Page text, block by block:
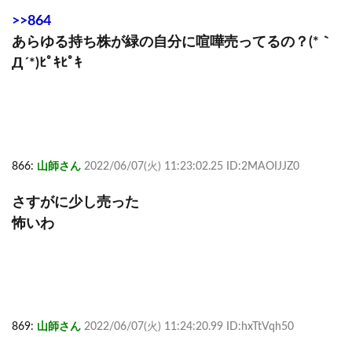
>>864
あらゆる持ち株が緑の自分に喧嘩売ってるの？(*｀
Д´*)ﾋﾟｷﾋﾟｷ
866: 山師さん 2022/06/07(火) 11:23:02.25 ID:2MAOIJJZ0
さすがに少し売った
怖いわ
869: 山師さん 2022/06/07(火) 11:24:20.99 ID:hxTtVqh50